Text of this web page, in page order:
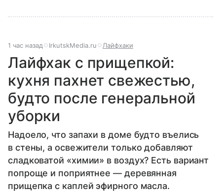
1 час назад IrkutskMedia.ru Лайфхаки
Лайфхак с прищепкой:
кухня пахнет свежестью,
будто после генеральной
уборки
Надоело, что запахи в доме будто въелись
в стены, а освежители только добавляют
сладковатой «химии» в воздух? Есть вариант
попроще и поприятнее — деревянная
прищепка с каплей эфирного масла.